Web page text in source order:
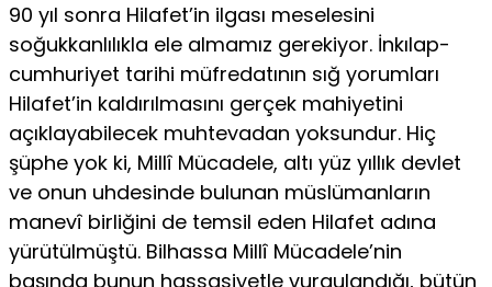
90 yıl sonra Hilafet’in ilgası meselesini
soğukkanlılıkla ele almamız gerekiyor. İnkılap-
cumhuriyet tarihi müfredatının sığ yorumları
Hilafet’in kaldırılmasını gerçek mahiyetini
açıklayabilecek muhtevadan yoksundur. Hiç
şüphe yok ki, Millî Mücadele, altı yüz yıllık devlet
ve onun uhdesinde bulunan müslümanların
manevî birliğini de temsil eden Hilafet adına
yürütülmüştü. Bilhassa Millî Mücadele’nin
başında bunun hassasiyetle vurgulandığı, bütün